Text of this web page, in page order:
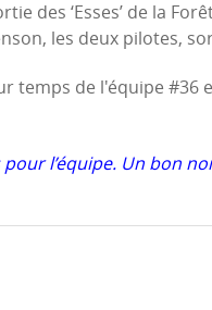
des ‘Esses’ de la
les deux pilotes,
temps de l'équipe #36
pour l’équipe. Un bon